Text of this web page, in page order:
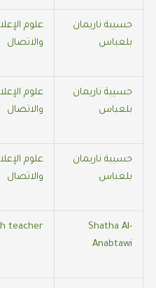
حسيبة ناريمان
بلعباس
علوم
والاتصال
حسيبة ناريمان
بلعباس
علوم
والاتصال
حسيبة ناريمان
بلعباس
علوم
والاتصال
Shatha Al-
Anabtawi
teacher